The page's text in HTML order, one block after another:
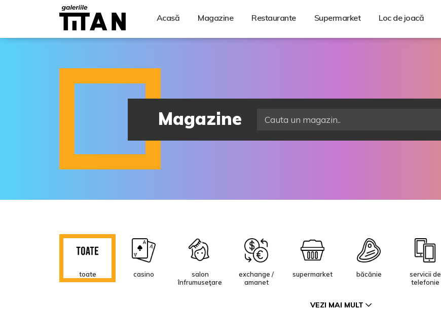
Acasă Magazine Restaurante Supermarket Loc de joacă
Magazine
toate casino
salon
înfrumuseţare
exchange /
amanet
supermarket băcănie
servicii de
telefonie
VEZI MAI MULT